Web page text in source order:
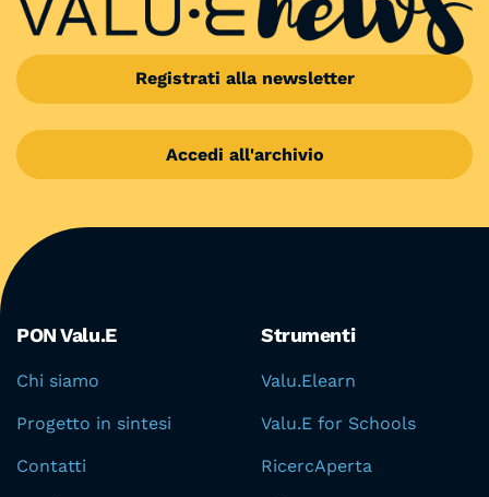
Registrati alla newsletter
Accedi all'archivio
PON Valu.E
Chi siamo
Progetto in sintesi
Contatti
Strumenti
Valu.Elearn
Valu.E for Schools
RicercAperta